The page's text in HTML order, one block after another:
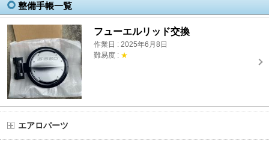
整備手帳一覧
フューエルリッド交換
作業日 : 2025年6月8日
難易度 : ★
エアロパーツ